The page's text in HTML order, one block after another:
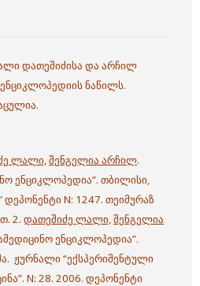
დათეშიძისა და არჩილ
ნაწილს.
ლალი,შენგელია არჩილ.
ენციკლოპედია”. თბილისი,
დეპონენტი N: 1247. თეიმურაზ
2. დათეშიძე ლალი,შენგელია
ენციკლოპედია”.
ჟურნალი “ექსპერიმენტული
N: 28. 2006. დეპონენტი